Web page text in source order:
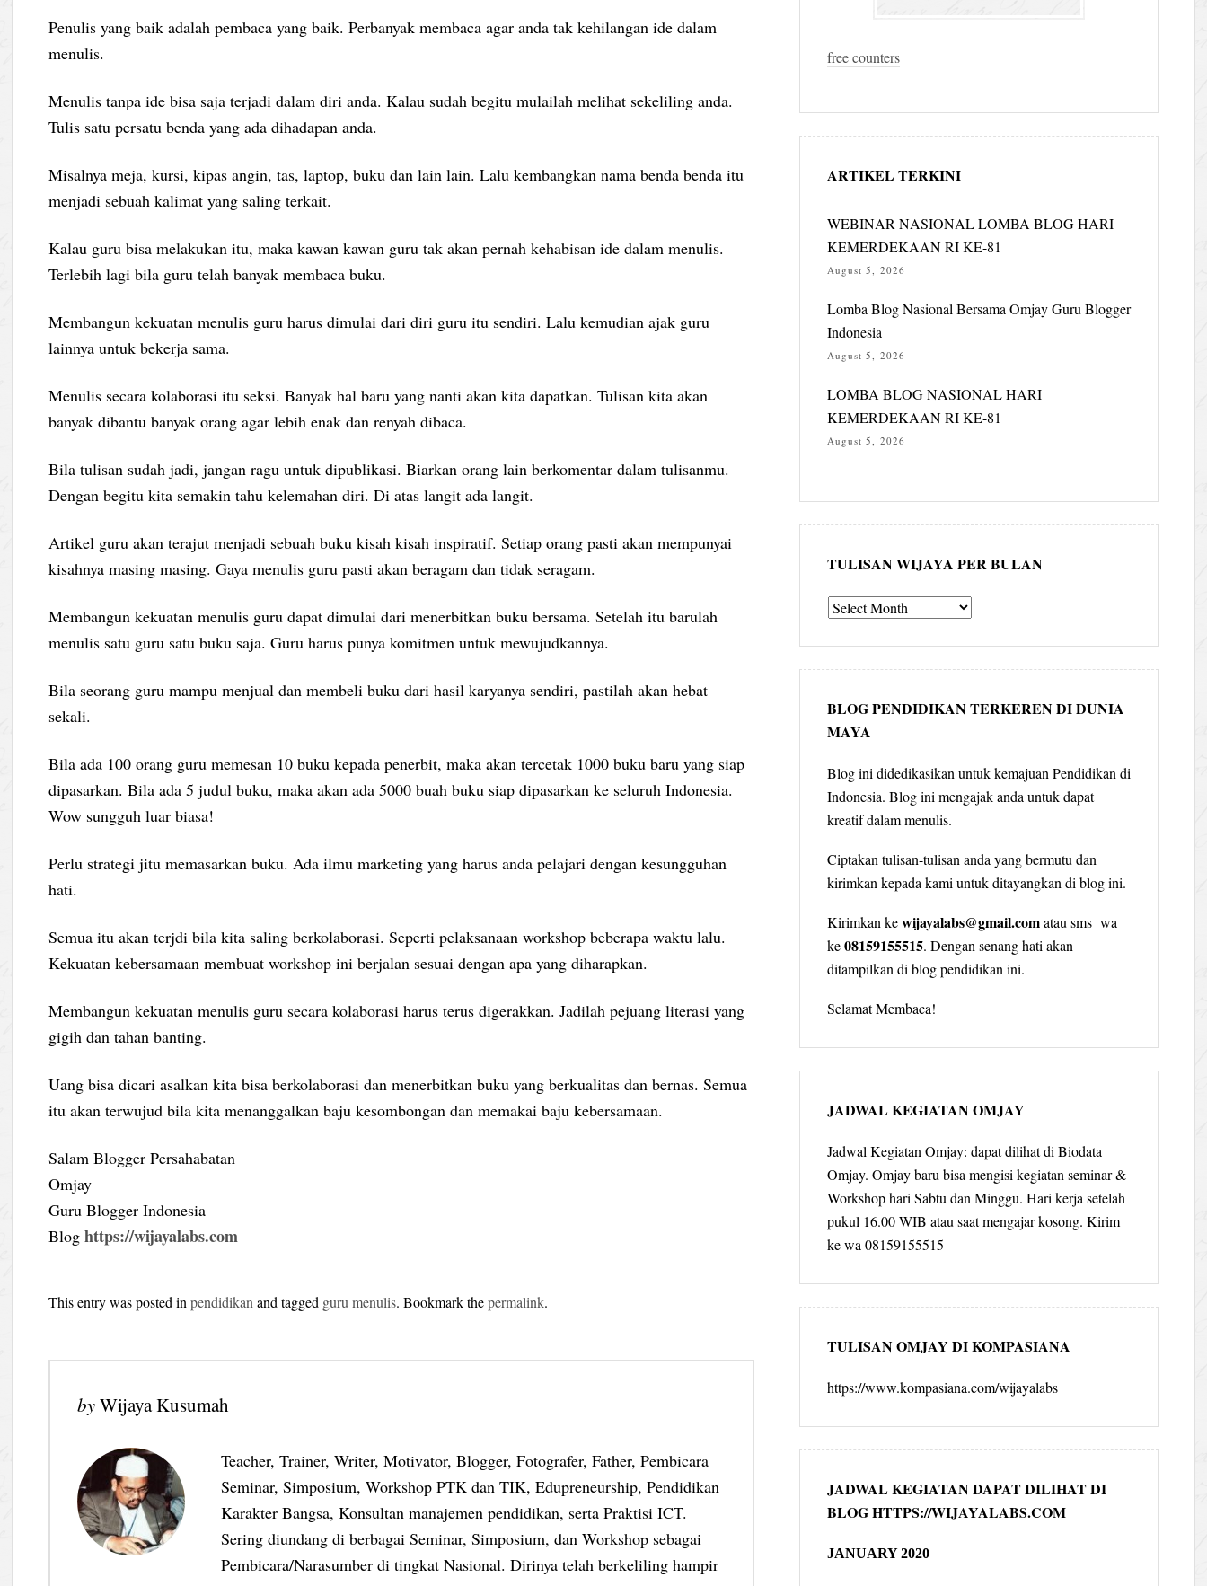
Penulis yang baik adalah pembaca yang baik. Perbanyak membaca agar anda tak kehilangan ide dalam
menulis.
Menulis tanpa ide bisa saja terjadi dalam diri anda. Kalau sudah begitu mulailah melihat sekeliling anda.
Tulis satu persatu benda yang ada dihadapan anda.
Misalnya meja, kursi, kipas angin, tas, laptop, buku dan lain lain. Lalu kembangkan nama benda benda itu
menjadi sebuah kalimat yang saling terkait.
Kalau guru bisa melakukan itu, maka kawan kawan guru tak akan pernah kehabisan ide dalam menulis.
Terlebih lagi bila guru telah banyak membaca buku.
Membangun kekuatan menulis guru harus dimulai dari diri guru itu sendiri. Lalu kemudian ajak guru
lainnya untuk bekerja sama.
Menulis secara kolaborasi itu seksi. Banyak hal baru yang nanti akan kita dapatkan. Tulisan kita akan
banyak dibantu banyak orang agar lebih enak dan renyah dibaca.
Bila tulisan sudah jadi, jangan ragu untuk dipublikasi. Biarkan orang lain berkomentar dalam tulisanmu.
Dengan begitu kita semakin tahu kelemahan diri. Di atas langit ada langit.
Artikel guru akan terajut menjadi sebuah buku kisah kisah inspiratif. Setiap orang pasti akan mempunyai
kisahnya masing masing. Gaya menulis guru pasti akan beragam dan tidak seragam.
Membangun kekuatan menulis guru dapat dimulai dari menerbitkan buku bersama. Setelah itu barulah
menulis satu guru satu buku saja. Guru harus punya komitmen untuk mewujudkannya.
Bila seorang guru mampu menjual dan membeli buku dari hasil karyanya sendiri, pastilah akan hebat
sekali.
Bila ada 100 orang guru memesan 10 buku kepada penerbit, maka akan tercetak 1000 buku baru yang siap
dipasarkan. Bila ada 5 judul buku, maka akan ada 5000 buah buku siap dipasarkan ke seluruh Indonesia.
Wow sungguh luar biasa!
Perlu strategi jitu memasarkan buku. Ada ilmu marketing yang harus anda pelajari dengan kesungguhan
hati.
Semua itu akan terjdi bila kita saling berkolaborasi. Seperti pelaksanaan workshop beberapa waktu lalu.
Kekuatan kebersamaan membuat workshop ini berjalan sesuai dengan apa yang diharapkan.
Membangun kekuatan menulis guru secara kolaborasi harus terus digerakkan. Jadilah pejuang literasi yang
gigih dan tahan banting.
Uang bisa dicari asalkan kita bisa berkolaborasi dan menerbitkan buku yang berkualitas dan bernas. Semua
itu akan terwujud bila kita menanggalkan baju kesombongan dan memakai baju kebersamaan.
Salam Blogger Persahabatan
Omjay
Guru Blogger Indonesia
Bloghttps://wijayalabs.com
This entry was posted inpendidikan and tagged guru menulis. Bookmark thepermalink.
byWijaya Kusumah
Teacher, Trainer, Writer, Motivator, Blogger, Fotografer, Father, Pembicara
Seminar, Simposium, Workshop PTK dan TIK, Edupreneurship, Pendidikan
Karakter Bangsa, Konsultan manajemen pendidikan, serta Praktisi ICT.
Sering diundang di berbagai Seminar, Simposium, dan Workshop sebagai
Pembicara/Narasumber di tingkat Nasional. Dirinya telah berkeliling hampir
free counters
ARTIKEL TERKINI
WEBINAR NASIONAL LOMBA BLOG HARI
KEMERDEKAAN RI KE-81
August 5, 2026
Lomba Blog Nasional Bersama Omjay Guru Blogger
Indonesia
August 5, 2026
LOMBA BLOG NASIONAL HARI
KEMERDEKAAN RI KE-81
August 5, 2026
TULISAN WIJAYA PER BULAN
Tulisan
per
bulan
BLOG PENDIDIKAN TERKEREN DI DUNIA
MAYA
Blog ini didedikasikan untuk kemajuan Pendidikan di
Indonesia. Blog ini mengajak anda untuk dapat
kreatif dalam menulis.
Ciptakan tulisan-tulisan anda yang bermutu dan
kirimkan kepada kami untuk ditayangkan di blog ini.
Kirimkan kewijayalabs@gmail.comatau sms wa
ke08159155515. Dengan senang hati akan
ditampilkan di blog pendidikan ini.
Selamat Membaca!
JADWAL KEGIATAN OMJAY
Jadwal Kegiatan Omjay: dapat dilihat di Biodata
Omjay. Omjay baru bisa mengisi kegiatan seminar &
Workshop hari Sabtu dan Minggu. Hari kerja setelah
pukul 16.00 WIB atau saat mengajar kosong. Kirim
ke wa 08159155515
TULISAN OMJAY DI KOMPASIANA
https://www.kompasiana.com/wijayalabs
JADWAL KEGIATAN DAPAT DILIHAT DI
BLOG HTTPS://WIJAYALABS.COM
JANUARY 2020